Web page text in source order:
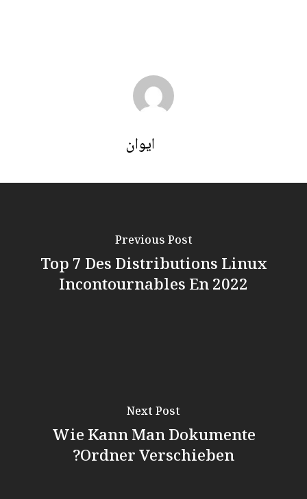
ايوان
Previous Post
Top 7 Des Distributions Linux
Incontournables En 2022
Next Post
Wie Kann Man Dokumente
Ordner Verschieben?